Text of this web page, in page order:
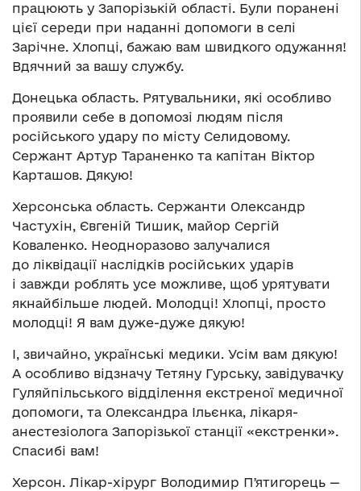
працюють у Запорізькій області. Були поранені
цієї середи при наданні допомоги в селі
Зарічне. Хлопці, бажаю вам швидкого одужання!
Вдячний за вашу службу.
Донецька область. Рятувальники, які особливо
проявили себе в допомозі людям після
російського удару по місту Селидовому.
Сержант Артур Тараненко та капітан Віктор
Карташов. Дякую!
Херсонська область. Сержанти Олександр
Частухін, Євгеній Тишик, майор Сергій
Коваленко. Неодноразово залучалися
до ліквідації наслідків російських ударів
і завжди роблять усе можливе, щоб урятувати
якнайбільше людей. Молодці! Хлопці, просто
молодці! Я вам дуже-дуже дякую!
І, звичайно, українські медики. Усім вам дякую!
А особливо відзначу Тетяну Гурську, завідувачку
Гуляйпільського відділення екстреної медичної
допомоги, та Олександра Ільєнка, лікаря-
анестезіолога Запорізької станції «екстренки».
Спасибі вам!
Херсон. Лікар-хірург Володимир Пʼятигорець —